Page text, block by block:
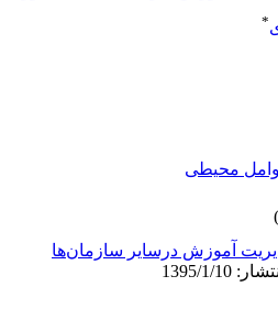
*
محیطی
آموزش درسایر سازمان‌ها